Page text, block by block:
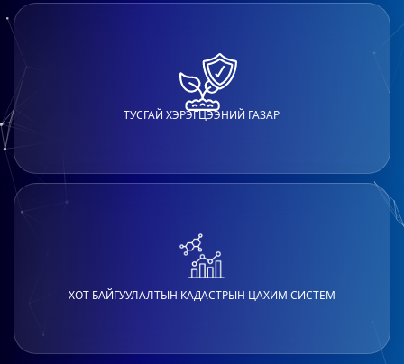
ТУСГАЙ ХЭРЭГЦЭЭНИЙ ГАЗАР
ХОТ БАЙГУУЛАЛТЫН КАДАСТРЫН ЦАХИМ СИСТЕМ